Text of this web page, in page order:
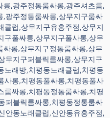
,광주정통룸싸롱,광주셔츠룸,
광주정통룸싸롱,상무지구룸싸
클럽,상무지구유흥주점,상무지
구풀싸롱,상무지구풀사롱,상무
롱,상무지구정통룸싸롱,상무
무지구퍼블릭룸싸롱,상무지구
노래방,치평동노래클럽,치평동
사롱,치평동풀싸롱,치평동풀사
룸싸롱,치평동정통룸싸롱,치평
퍼블릭룸싸롱,치평동정통룸싸
안동노래클럽,신안동유흥주점,